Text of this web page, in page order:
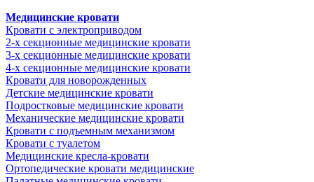
Медицинские кровати
Кровати с электроприводом
2-х секционные медицинские кровати
3-х секционные медицинские кровати
4-х секционные медицинские кровати
Кровати для новорожденных
Детские медицинские кровати
Подростковые медицинские кровати
Механические медицинские кровати
Кровати с подъемным механизмом
Кровати с туалетом
Медицинские крeсла-кровати
Ортопедические кровати медицинские